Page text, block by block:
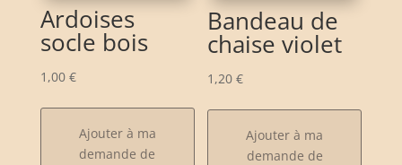
Ardoises
socle bois
1,00 €
Ajouter à ma
demande de
Bandeau de
chaise violet
1,20€
Ajouter à ma
demande de